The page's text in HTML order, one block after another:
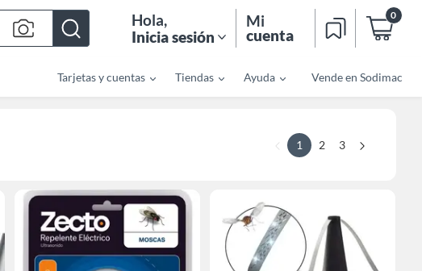
Hola,
Inicia sesión
Mi
cuenta
0
Tarjetas y cuentas Tiendas Ayuda Vende en Sodimac
1 2 3